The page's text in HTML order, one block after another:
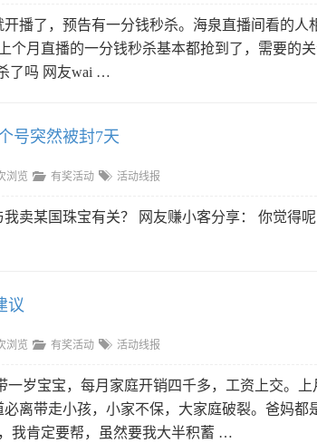
播了，预告有一分钱秒杀。海泉直播间看的人
个月直播的一分钱秒杀基本都抢到了，需要的
了吗 网友wai …
号突然被封7天
浏览 有奖活动 活动线报
卖某国珠宝有关？ 网友赚小客分享： 你觉得
议
浏览 有奖活动 活动线报
一岁宝宝，每月家庭开销四千多，工资上交。上
离带走小孩，小家不保，大家庭破裂。爸妈都
我肯定要帮，虽然要我大半积蓄 …